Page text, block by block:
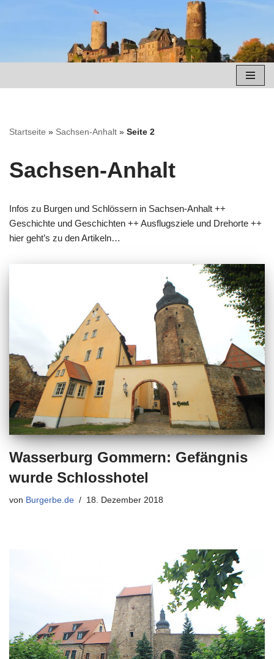
springen
Startseite » Sachsen-Anhalt » Seite 2
Sachsen-Anhalt
Infos zu Burgen und Schlössern in Sachsen-Anhalt ++
Geschichte und Geschichten ++ Ausflugsziele und Drehorte ++
hier geht’s zu den Artikeln…
Wasserburg Gommern: Gefängnis
wurde Schlosshotel
von Burgerbe.de 18. Dezember 2018